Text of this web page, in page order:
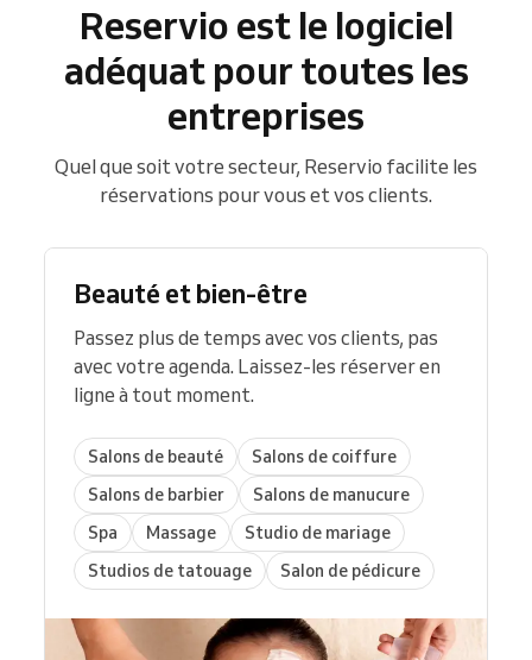
Reservio est le logiciel
adéquat pour toutes les
entreprises
Quel que soit votre secteur, Reservio facilite les
réservations pour vous et vos clients.
Beauté et bien-être
Passez plus de temps avec vos clients, pas
avec votre agenda. Laissez-les réserver en
ligne à tout moment.
Salons de beauté
Salons de coiffure
Salons de barbier
Salons de manucure
Spa
Massage
Studio de mariage
Studios de tatouage
Salon de pédicure